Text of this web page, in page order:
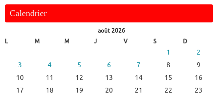
Calendrier
août 2026
L
M M J V S D
1
2
3
4 5 6 7 8
9
10
11 12 13 14 15
16
17
18 19 20 21 22
23